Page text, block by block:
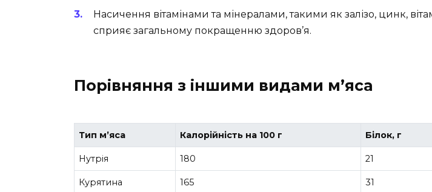
Насичення вітамінами та мінералами, такими як залізо, цинк,
сприяє загальному покращенню здоров’я.
Порівняння з іншими видами м’яса
Тип м’яса Калорійність на 100 г Білок, г
Нутрія 180 21
Курятина 165 31